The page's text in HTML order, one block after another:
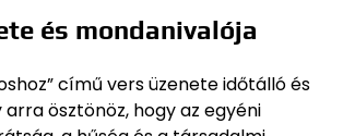
és mondanivalója
című vers üzenete időtálló és
ösztönöz, hogy az egyéni